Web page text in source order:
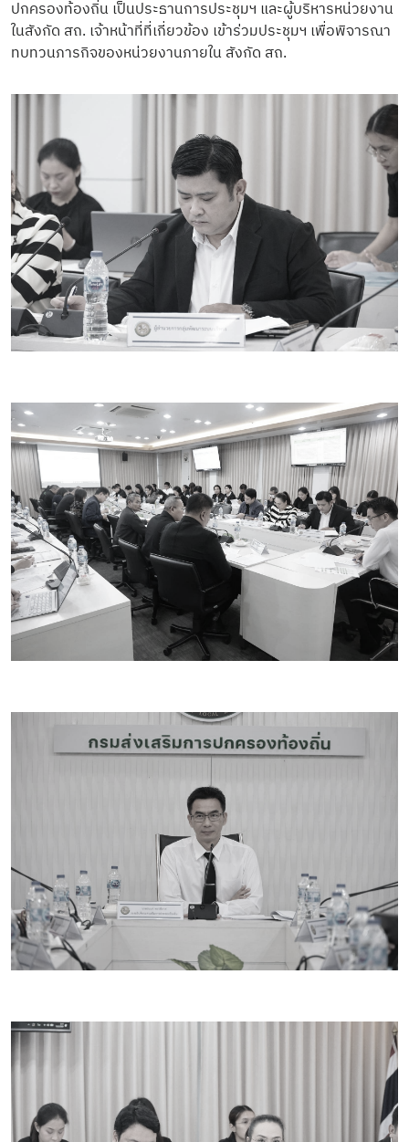
ปกครองท้องถิ่น เป็นประธานการประชุมฯ และผู้บริหารหน่วยงาน
ในสังกัด สถ. เจ้าหน้าที่ที่เกี่ยวข้อง เข้าร่วมประชุมฯ เพื่อพิจารณา
ทบทวนภารกิจของหน่วยงานภายใน สังกัด สถ.